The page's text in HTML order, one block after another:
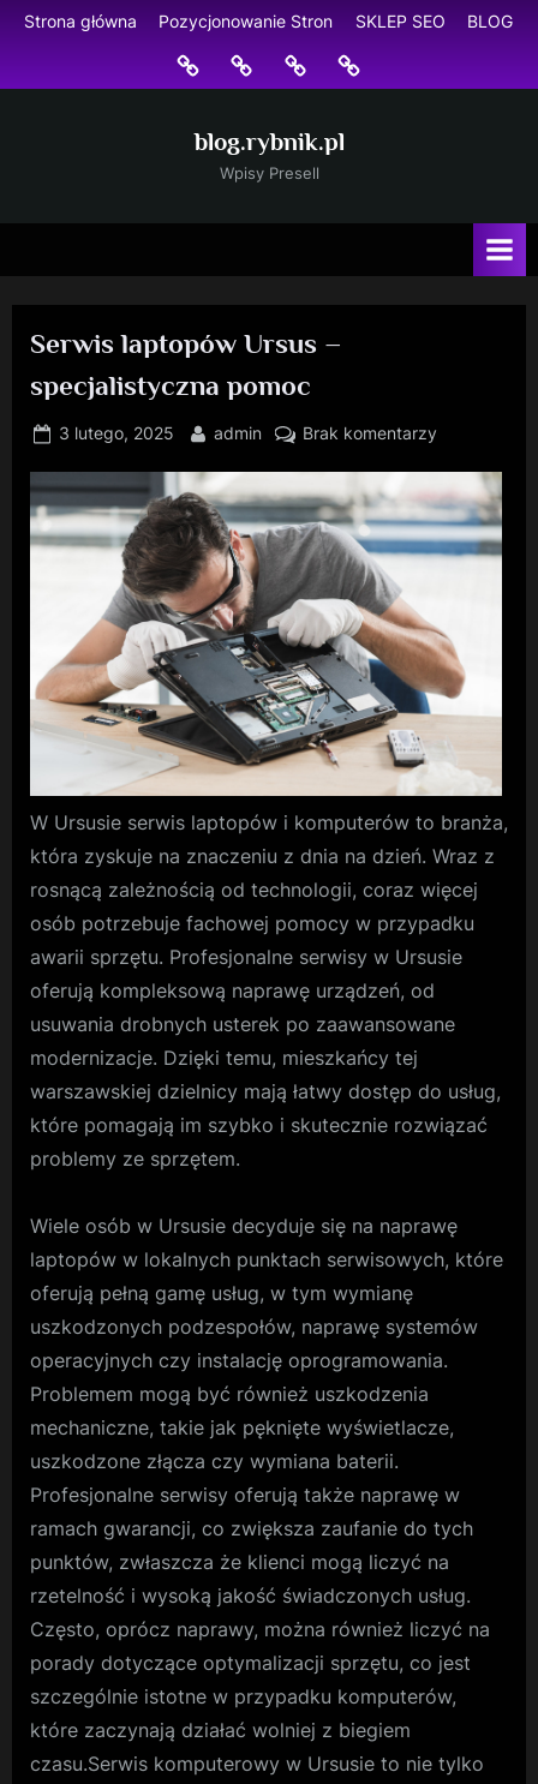
Skip
content
Strona główna Pozycjonowanie Stron SKLEP SEO BLOG
Strona
główna
Pozycjonowanie
Stron
SKLEP
SEO
BLOG
blog.rybnik.pl
Wpisy Presell
Serwis laptopów Ursus –
specjalistyczna pomoc
Posted
3 lutego, 2025 By
admin Brak komentarzydo
laptopów
Ursus
–
W Ursusie serwis laptopów i komputerów to branża,
która zyskuje na znaczeniu z dnia na dzień. Wraz z
rosnącą zależnością od technologii, coraz więcej
osób potrzebuje fachowej pomocy w przypadku
awarii sprzętu. Profesjonalne serwisy w Ursusie
oferują kompleksową naprawę urządzeń, od
usuwania drobnych usterek po zaawansowane
modernizacje. Dzięki temu, mieszkańcy tej
warszawskiej dzielnicy mają łatwy dostęp do usług,
które pomagają im szybko i skutecznie rozwiązać
problemy ze sprzętem.
Wiele osób w Ursusie decyduje się na naprawę
laptopów w lokalnych punktach serwisowych, które
oferują pełną gamę usług, w tym wymianę
uszkodzonych podzespołów, naprawę systemów
operacyjnych czy instalację oprogramowania.
Problemem mogą być również uszkodzenia
mechaniczne, takie jak pęknięte wyświetlacze,
uszkodzone złącza czy wymiana baterii.
Profesjonalne serwisy oferują także naprawę w
ramach gwarancji, co zwiększa zaufanie do tych
punktów, zwłaszcza że klienci mogą liczyć na
rzetelność i wysoką jakość świadczonych usług.
Często, oprócz naprawy, można również liczyć na
porady dotyczące optymalizacji sprzętu, co jest
szczególnie istotne w przypadku komputerów,
które zaczynają działać wolniej z biegiem
czasu.Serwis komputerowy w Ursusie to nie tylko